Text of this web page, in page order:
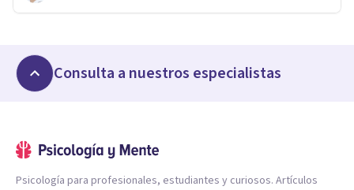
Consulta a nuestros especialistas
Psicología para profesionales, estudiantes y curiosos. Artículos